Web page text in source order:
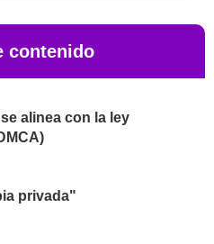
contenido
alinea con la ley
privada"